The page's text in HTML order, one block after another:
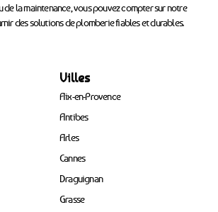
de la maintenance, vous pouvez compter sur notre
des solutions de plomberie fiables et durables.
Villes
Aix-en-Provence
Antibes
Arles
Cannes
Draguignan
Grasse